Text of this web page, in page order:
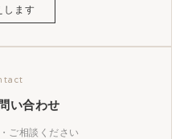
します
い合わせ
ご相談ください